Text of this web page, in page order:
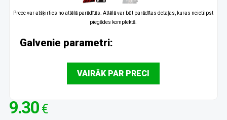
Prece var atšķirties no attēlā parādītās. Attēlā var būt parādītas detaļas, kuras neietilpst
piegādes komplektā.
Galvenie parametri:
VAIRĀK PAR PRECI
9.30 €